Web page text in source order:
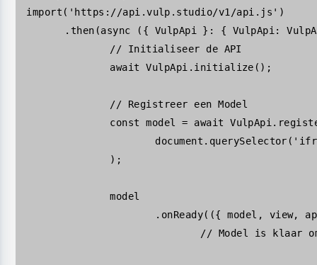
import ( 'https://api.vulp.studio/v1/api.js'
	.
then (async ({ VulpApi } : { VulpApi :
await
VulpApi . initialize
const
model = await VulpApi .
			document.
querySelector (
model
			.
onReady(({ model , view,